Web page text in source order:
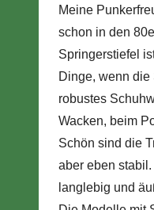
Meine
schon in den
Springerstiefel
Dinge, wenn
robustes
Wacken, beim
Schön sind die
aber eben
langlebig und